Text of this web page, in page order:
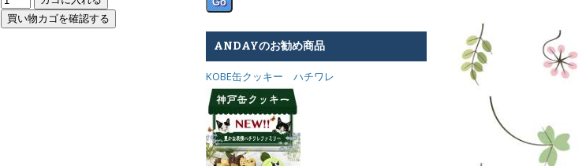
ANDAYのお勧め商品
KOBE缶クッキー ハチワレ